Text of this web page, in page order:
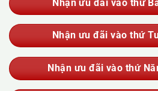
Đánh Bóng Và Phục Hồi Sàn Đá
Giặt Thảm, Giặt Đệm, Giặt
Sục Rửa Đường Ống Nước Sinh
Thau Rửa Bể Nước Sạch